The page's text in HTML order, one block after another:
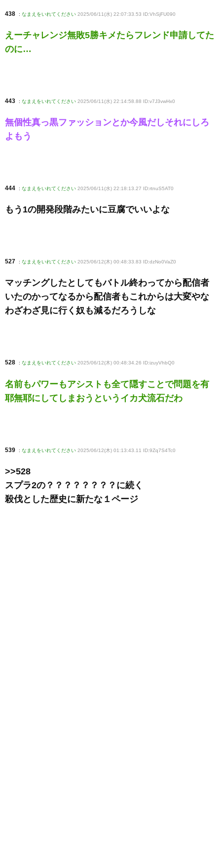
438 : なまえをいれてください 2025/06/11(水) 22:07:33.53 ID:VhSjFU090
えーチャレンジ無敗5勝キメたらフレンド申請してた
のに…
443 : なまえをいれてください 2025/06/11(水) 22:14:58.88 ID:v7J3vwHx0
無個性真っ黒ファッションとか今風だしそれにしろ
よもう
444 : なまえをいれてください 2025/06/11(水) 22:18:13.27 ID:rtnuS5AT0
もう1の開発段階みたいに豆腐でいいよな
527 : なまえをいれてください 2025/06/12(木) 00:48:33.83 ID:dzNo0VaZ0
マッチングしたとしてもバトル終わってから配信者
いたのかってなるから配信者もこれからは大変やな
わざわざ見に行く奴も減るだろうしな
528 : なまえをいれてください 2025/06/12(木) 00:48:34.26 ID:izuyVhbQ0
名前もパワーもアシストも全て隠すことで問題を有
耶無耶にしてしまおうというイカ犬流石だわ
539 : なまえをいれてください 2025/06/12(木) 01:13:43.11 ID:9Zq7S4Tc0
>>528
スプラ2の？？？？？？？？に続く
殺伐とした歴史に新たな１ページ